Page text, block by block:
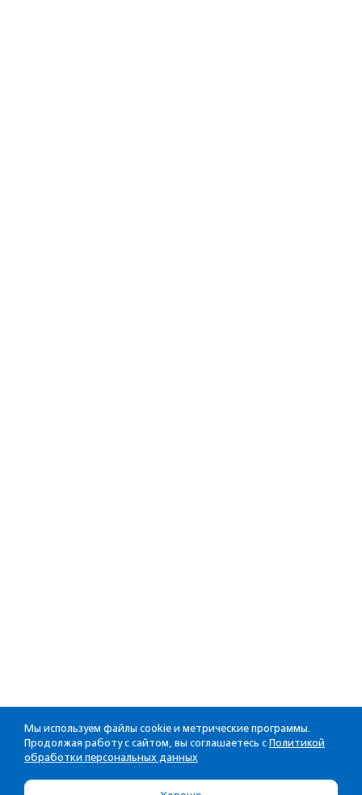
Мы используем файлы cookie и метрические программы.
Продолжая работу с сайтом, вы соглашаетесь с Политикой
обработки персональных данных